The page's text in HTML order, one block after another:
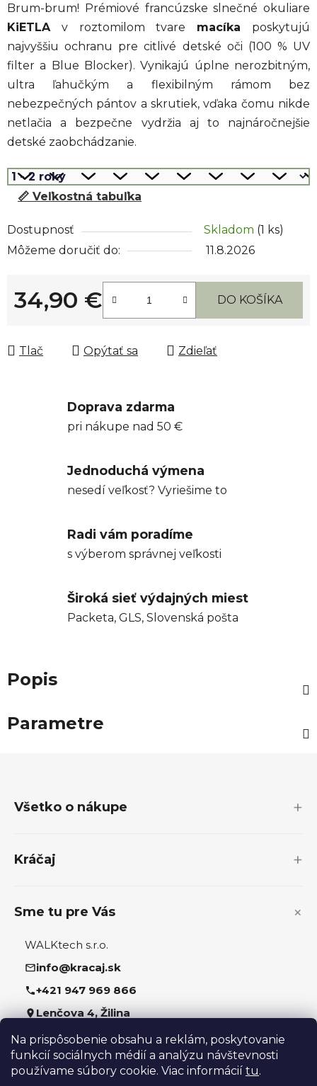
Na prispôsobenie obsahu a reklám, poskytovanie
funkcií sociálnych médií a analýzu návštevnosti
používame súbory cookie. Viac informácií tu.
Brum-brum! Prémiové francúzske slnečné okuliare
KiETLA v roztomilom tvare macíka poskytujú
najvyššiu ochranu pre citlivé detské oči (100 % UV
filter a Blue Blocker). Vynikajú úplne nerozbitným,
ultra ľahučkým a flexibilným rámom bez
nebezpečných pántov a skrutiek, vďaka čomu nikde
netlačia a bezpečne vydržia aj to najnáročnejšie
detské zaobchádzanie.
📏 Veľkostná tabuľka
Dostupnosť Skladom (1 ks)
Môžeme doručiť do:
11.8.2026
34,90 €
Jednotková cena:
DO KOŠÍKA
Tlač Opýtať sa Zdieľať
Doprava zdarma
pri nákupe nad 50 €
Jednoduchá výmena
nesedí veľkosť? Vyriešime to
Radi vám poradíme
s výberom správnej veľkosti
Široká sieť výdajných miest
Packeta, GLS, Slovenská pošta
Popis
Parametre
Všetko o nákupe
Kráčaj
Sme tu pre Vás
WALKtech s.r.o.
info@kracaj.sk
+421 947 969 866
Lenčova 4, Žilina
Sledujte nás